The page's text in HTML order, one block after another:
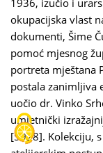
1936, izučio i
okupacijska vlast
dokumenti, Šime
pomoć mjesnog
portreta mještana
postala zanimljiva
uočio dr. Vinko
umjetnički
[5928]. Kolekciju,